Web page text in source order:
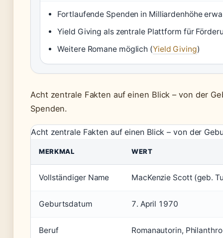
Fortlaufende Spenden in Milliardenhöhe
Yield Giving als zentrale Plattform für
Weitere Romane möglich (Yield Giving)
Acht zentrale Fakten auf einen Blick – von der
Spenden.
Acht zentrale Fakten auf einen Blick – von der
MERKMAL WERT
Vollständiger Name MacKenzie Scott (geb.
Geburtsdatum 7. April 1970
Beruf Romanautorin,